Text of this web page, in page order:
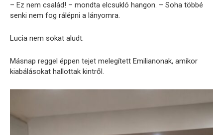
– Ez nem család! – mondta elcsukló hangon. – Soha többé
senki nem fog rálépni a lányomra.
Lucia nem sokat aludt.
Másnap reggel éppen tejet melegített Emilianonak, amikor
kiabálásokat hallottak kintről.